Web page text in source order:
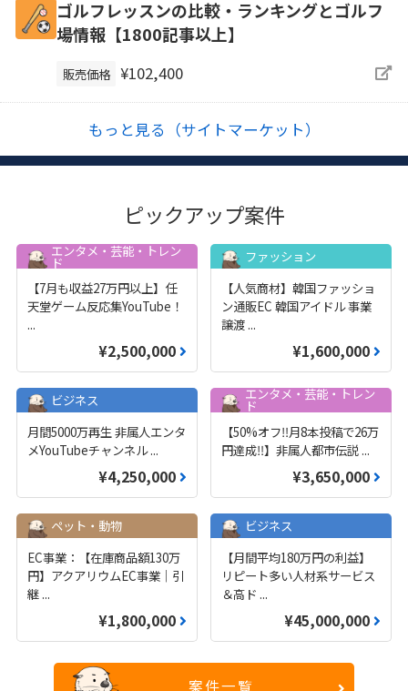
ゴルフレッスンの比較・ランキングとゴルフ
場情報【1800記事以上】
販売価格 ¥102,400
もっと見る（サイトマーケット）
ピックアップ案件
エンタメ・芸能・トレン
ド
【7月も収益27万円以上】任
天堂ゲーム反応集YouTube！
...
¥2,500,000
ファッション
【人気商材】韓国ファッショ
ン通販EC 韓国アイドル 事業
譲渡 ...
¥1,600,000
ビジネス
月間5000万再生 非属人エンタ
メYouTubeチャンネル...
¥4,250,000
エンタメ・芸能・トレン
ド
【50%オフ‼️月8本投稿で26万
円達成‼️】非属人都市伝説 ...
¥3,650,000
ペット・動物
EC事業：【在庫商品額130万
円】アクアリウムEC事業｜引
継 ...
¥1,800,000
ビジネス
【月間平均180万円の利益】
リピート多い人材系サービス
＆高ド ...
¥45,000,000
案件一覧